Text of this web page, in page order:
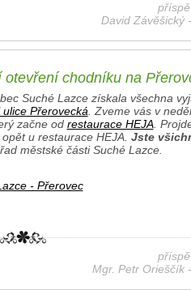
David Závěšický
chodníku na
Suché Lazce získala všechna
Přerovecká . Zveme vás v
začne od restaurace HEJA.
u restaurace HEJA. Jste
městské části Suché Lazce.
- Přerovec
Mgr. Petr Orieščík